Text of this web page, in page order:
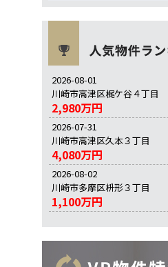
2026-08-01
川崎市高津区梶ケ谷４丁目
2,980万円
2026-07-31
川崎市高津区久本３丁目
4,080万円
2026-08-02
川崎市多摩区枡形３丁目
1,100万円